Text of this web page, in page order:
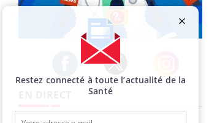
Facebook Twitter Instagram
Restez connecté à toute l’actualité de la
Santé